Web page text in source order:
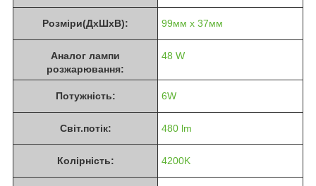
Розміри(ДхШхВ): 99мм x 37мм
Аналог лампи
розжарювання:
48 W
Потужність: 6W
Світ.потік: 480 lm
Колірність: 4200K